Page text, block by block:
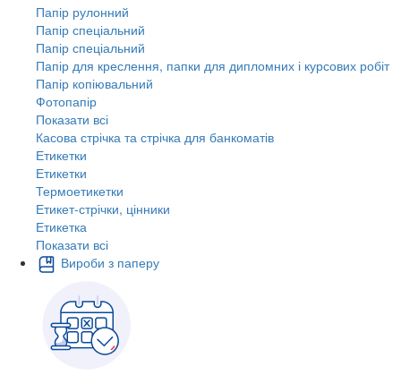
Папір рулонний
Папір спеціальний
Папір спеціальний
Папір для креслення, папки для дипломних і курсових робіт
Папір копіювальний
Фотопапір
Показати всі
Касова стрічка та стрічка для банкоматів
Етикетки
Етикетки
Термоетикетки
Етикет-стрічки, цінники
Етикетка
Показати всі
Вироби з паперу